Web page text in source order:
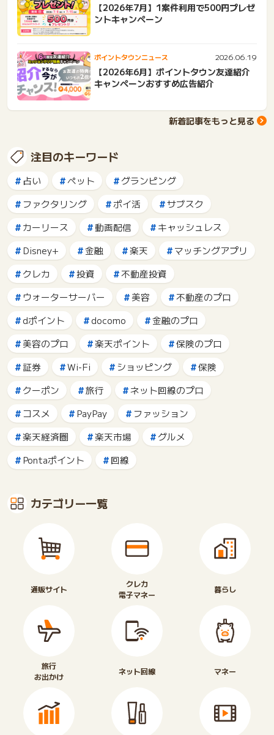
【2026年7月】1案件利用で500円プレゼ
ントキャンペーン
ポイントタウンニュース 2026.06.19
【2026年6月】ポイントタウン友達紹介
キャンペーンおすすめ広告紹介
新着記事をもっと見る
注目のキーワード
占い ペット
グランピング
ファクタリング
ポイ活
サブスク
カーリース
動画配信
キャッシュレス
Disney+
金融 楽天
マッチングアプリ
クレカ
投資
不動産投資
ウォーターサーバー
美容
不動産のプロ
dポイント
docomo
金融のプロ
美容のプロ
楽天ポイント
保険のプロ
証券
Wi-Fi ショッピング
保険
クーポン
旅行
ネット回線のプロ
コスメ
PayPay
ファッション
楽天経済圏
楽天市場
グルメ
Pontaポイント
回線
カテゴリー一覧
通販サイト
クレカ
電子マネー
暮らし
旅行
お出かけ
ネット回線 マネー